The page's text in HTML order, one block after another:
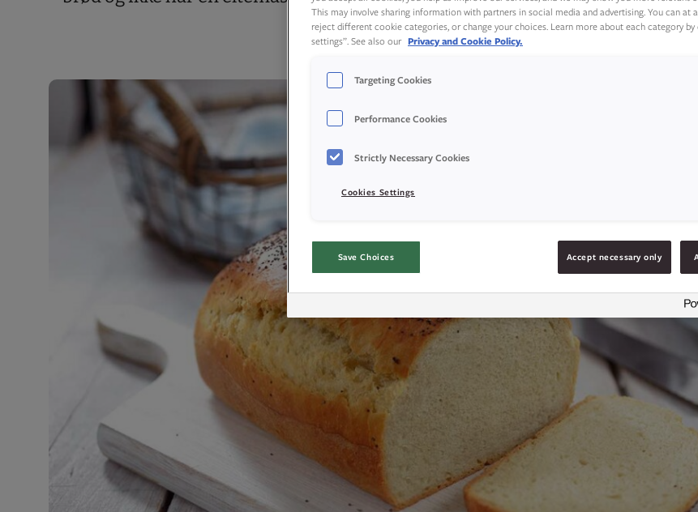
deigen for hånd.
This may involve sharing information with partners in social media and advertising. You can at
reject different cookie categories, or change your choices. Learn more about each category by
settings”. See also our Privacy and Cookie Policy.
Targeting Cookies
Performance Cookies
Strictly Necessary Cookies
Cookies Settings
Save Choices Accept necessary only